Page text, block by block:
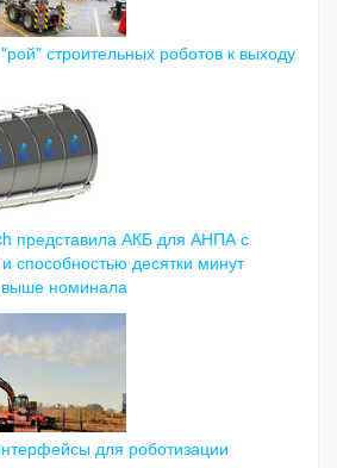
строительных роботов к выходу
представила АКБ для АНПА с
способностью десятки минут
номинала
для роботизации